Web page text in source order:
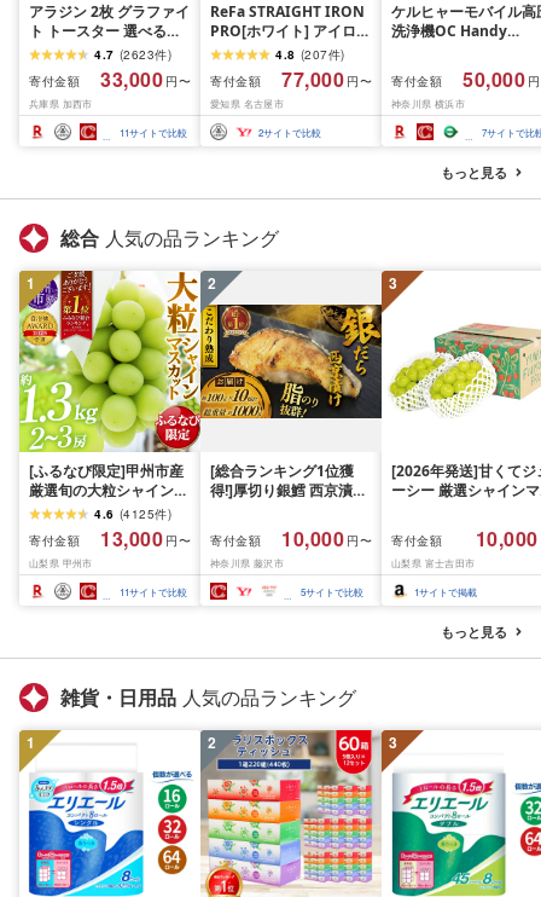
アラジン 2枚 グラファイ
ト トースター 選べるカ
ラー 2枚焼き ホワイト
グリーン ブラック 白 緑
黒 Aladdin アラジント
ースター 調理家電 キッ
チン家電 家電 お手入れ
簡単 新生活 お届け:約1
次発送予定)
4.7 (2623件)
寄付金額
33,000 円〜
兵庫県 加西市
11サイトで比較
ReFa STRAIGHT IRON
PRO[ホワイト] アイロン
家電 美容 リファ アイロ
4.8 (207件)
寄付金額
77,000 円〜
愛知県 名古屋市
2サイトで比較
ケルヒャーモバイル高
洗浄機OC Handy
神奈川県 横浜市 生活
電 日用品 人気 おすす
送料無料 掃除 便利 コ
パクト 高圧洗浄機 ポ
タブル清掃 泡洗浄 家
ラク ベランダ掃除
寄付金額 50,000
神奈川県 横浜市
7サイトで比
もっと見る
総合 人気の品ランキング
1
[ふるなび限定]甲州市産
厳選旬の大粒シャインマ
スカット 約1.3kg 2〜3
房[2026年発送]
(MG)B12-472 FN-
Limited-VO シャインマ
スカット フルーツ
4.6 (4125件)
寄付金額
13,000 円〜
山梨県 甲州市
11サイトで比較
2
[総合ランキング1位獲
得!]厚切り銀鱈 西京漬け
約 1,000g (約 100g × 10
切) 西京味噌 西京みそ 味
噌漬け みそ 味噌 鮮魚 魚
介 銀だら 銀ダラ ギンダ
ラ ぎんだら 鱈 タラ 魚
漬魚 新鮮 小分け 人気返
酒のあて 家計応援
南 藤沢
寄付金額 10,000 円〜
神奈川県 藤沢市
5サイトで比較
3
[2026年発送]甘くてジ
ーシー 厳選シャインマ
月前半(1〜15日)から
月下旬までの発送) フ
ーツ ぶどう 果物 山梨
産 2026 旬 大粒 高級
寄付金額 10,000
山梨県 富士吉田市
1サイトで掲載
もっと見る
雑貨・日用品 人気の品ランキング
1 2 3